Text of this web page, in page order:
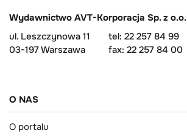
Wydawnictwo AVT-Korporacja Sp. z o.o.
ul. Leszczynowa 11
03-197 Warszawa
tel: 22 257 84 99
fax: 22 257 84 00
O NAS
O portalu